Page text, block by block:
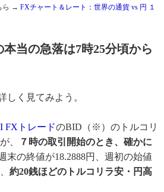
ら → FXチャート＆レート：世界の通貨 vs 円 １
本当の急落は7時25分頃から
く見てみよう。
FXトレードのBID（※）のトルコリ
、
７時の取引開始のとき、確かに
末の終値が18.2888円、週初の始値
約20銭ほどのトルコリラ安・円高